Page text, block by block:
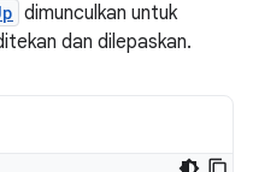
dimunculkan untuk
dan dilepaskan.